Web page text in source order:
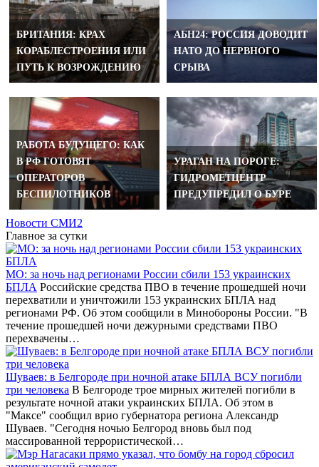
БРИТАНИЯ: КРАХ
КОРАБЛЕСТРОЕНИЯ ИЛИ
ПУТЬ К ВОЗРОЖДЕНИЮ
АБН24: РОССИЯ ДОВОДИТ
НАТО ДО НЕРВНОГО
СРЫВА
РАБОТА БУДУЩЕГО: КАК
В РФ ГОТОВЯТ
ОПЕРАТОРОВ
БЕСПИЛОТНИКОВ
УРАГАН НА ПОРОГЕ:
ГИДРОМЕТЦЕНТР
ПРЕДУПРЕДИЛ О БУРЕ
Новости СМИ2
Главное за сутки
МО: за ночь над регионами России сбили 153 украинских
БПЛА Российские средства ПВО в течение прошедшей ночи
перехватили и уничтожили 153 украинских БПЛА над
регионами РФ. Об этом сообщили в Минобороны России. "В
течение прошедшей ночи дежурными средствами ПВО
перехвачены…
Шуваев: в Белгороде при ночной атаке БПЛА ВСУ погибли
три человека В Белгороде трое мирных жителей погибли в
результате ночной атаки украинских БПЛА. Об этом в
"Максе" сообщил врио губернатора региона Александр
Шуваев. "Сегодня ночью Белгород вновь был под
массированной террористической…